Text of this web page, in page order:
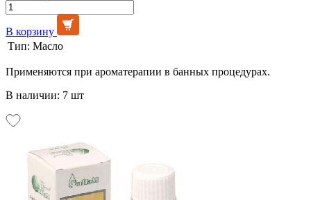
В корзину
Тип: Масло
Применяются при ароматерапии в банных процедурах.
В наличии: 7 шт